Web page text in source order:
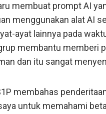
membuat prompt AI
menggunakan alat AI
ayat lainnya pada
membantu memberi
dan itu sangat
membahas
untuk memahami